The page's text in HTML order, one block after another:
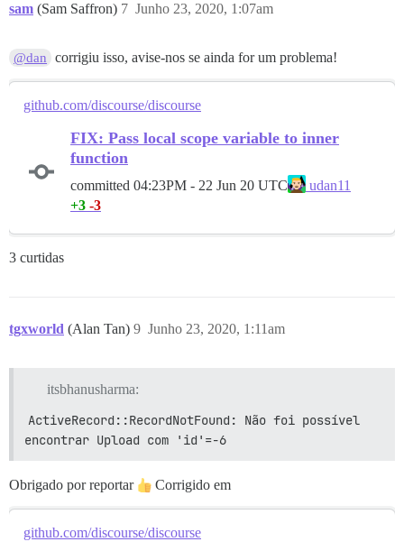
-- execute("ALTER TABLE \"published_pages\" ADD
sam (Sam Saffron) Junho 23, 2020, 1:07am
7
@dan corrigiu isso, avise-nos se ainda for um problema!
github.com/discourse/discourse
FIX: Pass local scope variable to inner
function
committed 04:23PM - 22 Jun 20 UTC
udan11
+3 -3
3 curtidas
tgxworld (Alan Tan) Junho 23, 2020, 1:11am
9
itsbhanusharma:
ActiveRecord::RecordNotFound: Não foi possível
encontrar Upload com 'id'=-6
Obrigado por reportar Corrigido em
github.com/discourse/discourse